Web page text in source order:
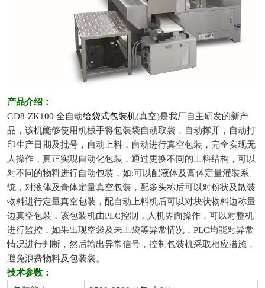
产品介绍：
GD8-ZK100 全自动给袋式包装机(真空)是我厂自主研发的新产
品，该机能够使用机械手将包装袋自动取袋，自动撑开，自动打
印生产日期及批号，自动上料，自动进行真空包装，完全实现无
人操作，真正实现自动化包装，通过更换不同的上料结构，可以
对不同的物料进行自动包装，如:可以配液体及膏体定量灌装系
统，对液体及膏体定量真空包装，配多头称后可以对粉状及散装
物料进行定量真空包装，配自动上料机后可以对块状物料边称量
边真空包装，该包装机由PLC控制，人机界面操作，可以对整机
进行监控，如果出现空袋及未上袋等异常情况，PLC均能对异常
情况进行判断，然后输出异常信号，控制包装机采取相应措施，
避免浪费物料及包装袋。
技术参数：